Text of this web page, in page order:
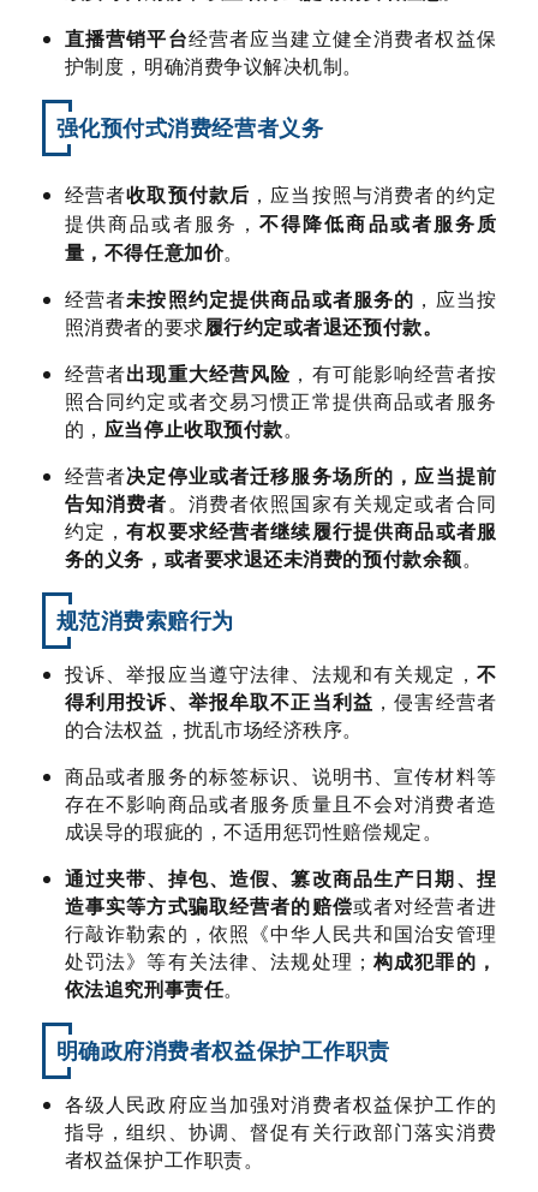
直播营销平台经营者应当建立健全消费者权益保
护制度，明确消费争议解决机制。
强化预付式消费经营者义务
经营者收取预付款后 ，应当按照与消费者的约定
提供商品或者服务，不得降低商品或者服务质
量，不得任意加价。
经营者未按照约定提供商品或者服务的 ，应当按
照消费者的要求履行约定或者退还预付款。
经营者出现重大经营风险 ，有可能影响经营者按
照合同约定或者交易习惯正常提供商品或者服务
的， 应当停止收取预付款。
经营者决定停业或者迁移服务场所的，应当提前
告知消费者。消费者依照国家有关规定或者合同
约定，有权要求经营者继续履行提供商品或者服
务的义务，或者要求退还未消费的预付款余额。
规范消费索赔行为
投诉、举报应当遵守法律、法规和有关规定， 不
得利用投诉、举报牟取不正当利益 ，侵害经营者
的合法权益，扰乱市场经济秩序。
商品或者服务的标签标识、说明书、宣传材料等
存在不影响商品或者服务质量且不会对消费者造
成误导的瑕疵的，不适用惩罚性赔偿规定。
通过夹带、掉包、造假、篡改商品生产日期、捏
造事实等方式骗取经营者的赔偿或者对经营者进
行敲诈勒索的，依照《中华人民共和国治安管理
处罚法》等有关法律、法规处理； 构成犯罪的，
依法追究刑事责任。
明确政府消费者权益保护工作职责
各级人民政府应当加强对消费者权益保护工作的
指导，组织、协调、督促有关行政部门落实消费
者权益保护工作职责。